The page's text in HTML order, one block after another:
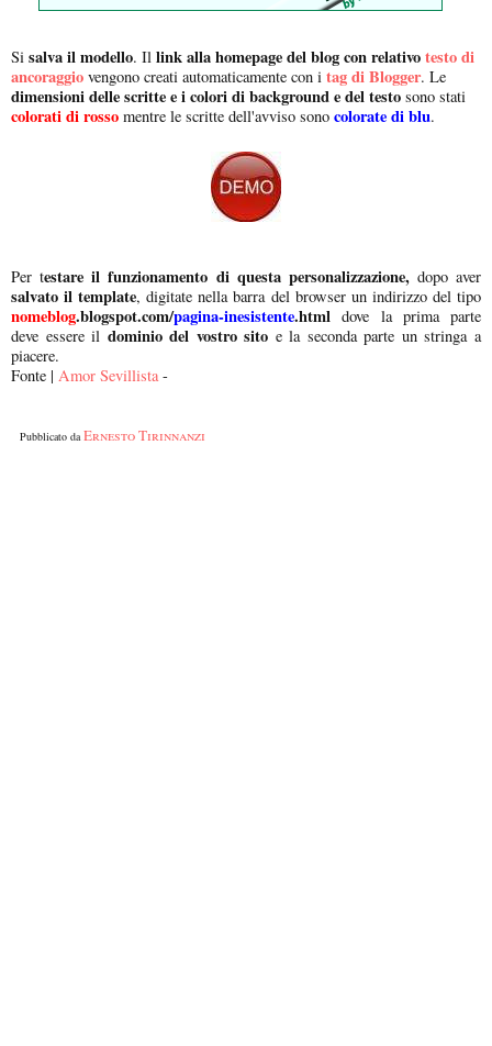
Si salva il modello. Il link alla homepage del blog con relativotesto di
ancoraggio vengono creati automaticamente con i tag di Blogger. Le
dimensioni delle scritte e i colori di background e del testo sono stati
colorati di rosso mentre le scritte dell'avviso sono colorate di blu.
Per testare il funzionamento di questa personalizzazione,dopo aver
salvato il template, digitate nella barra del browser un indirizzo del tipo
nomeblog.blogspot.com/pagina-inesistente.htmldove la prima parte
deve essere il dominio del vostro sito e la seconda parte un stringa a
piacere.
Fonte | Amor Sevillista-
Pubblicato daErnesto Tirinnanzi